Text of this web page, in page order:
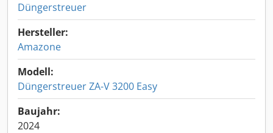
Düngerstreuer
Hersteller:
Amazone
Modell:
Düngerstreuer ZA-V 3200 Easy
Baujahr:
2024